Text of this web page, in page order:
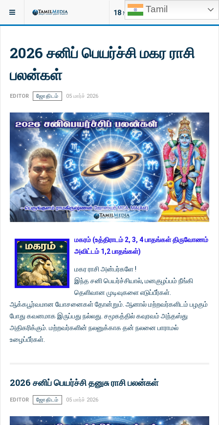
Tamil
18 NEW ARTICLES
இருக்குமிடம்: ஆன்மீகம்
2026 சனிப் பெயர்ச்சி மகர ராசி
பலன்கள்
EDITOR ஜோதிடம் 05 மார்ச் 2026
மகரம் (உத்திராடம் 2, 3, 4 பாதங்கள் திருவோணம்
அவிட்டம் 1,2 பாதங்கள்)
மகர ராசி அன்பர்களே !
இந்த சனி பெயர்ச்சியால், மனகுழப்பம் நீங்கி
தெளிவான முடிவுகளை எடுப்பீர்கள்.
ஆக்கபூர்வமான யோசனைகள் தோன்றும். ஆனால் மற்றவர்களிடம் பழகும்
போது கவனமாக இருப்பது நல்லது. சமூகத்தில் கவுரவம் அந்தஸ்து
அதிகரிக்கும். மற்றவர்களின் நலனுக்காக தன் நலனை பாராமல்
உழைப்பீர்கள்.
2026 சனிப் பெயர்ச்சி தனுசு ராசி பலன்கள்
EDITOR ஜோதிடம் 05 மார்ச் 2026